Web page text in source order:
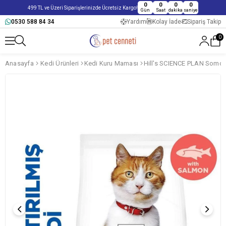
499 TL ve Üzeri Siparişlerinizde Ücretsiz Kargo! 0
Gün
0
Saat
0
dakika
0
saniye
0530 588 84 34 Yardım Kolay İade Sipariş Takip
0
Anasayfa Kedi Ürünleri Kedi Kuru Maması